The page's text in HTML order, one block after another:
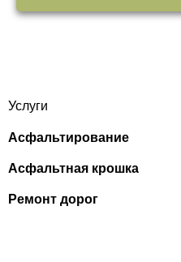
Услуги
Асфальтирование
Асфальтная крошка
Ремонт дорог